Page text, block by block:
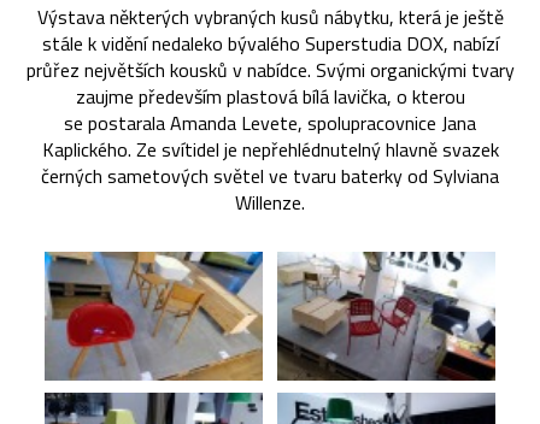
Výstava některých vybraných kusů nábytku, která je ještě
stále k vidění nedaleko bývalého Superstudia DOX, nabízí
průřez největších kousků v nabídce. Svými organickými tvary
zaujme především plastová bílá lavička, o kterou
se postarala Amanda Levete, spolupracovnice Jana
Kaplického. Ze svítidel je nepřehlédnutelný hlavně svazek
černých sametových světel ve tvaru baterky od Sylviana
Willenze.